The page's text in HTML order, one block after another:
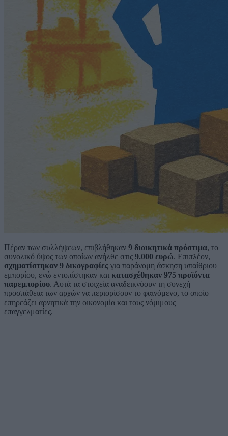
Πέραν των συλλήψεων, επιβλήθηκαν 9 διοικητικά πρόστιμα, το
συνολικό ύψος των οποίων ανήλθε στις 9.000 ευρώ. Επιπλέον,
σχηματίστηκαν 9 δικογραφίες για παράνομη άσκηση υπαίθριου
εμπορίου, ενώ εντοπίστηκαν και κατασχέθηκαν 975 προϊόντα
παρεμπορίου. Αυτά τα στοιχεία αναδεικνύουν τη συνεχή
προσπάθεια των αρχών να περιορίσουν το φαινόμενο, το οποίο
επηρεάζει αρνητικά την οικονομία και τους νόμιμους
επαγγελματίες.